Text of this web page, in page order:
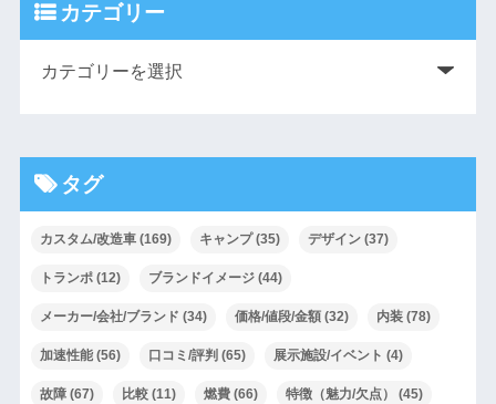
カテゴリー
タグ
カスタム/改造車(169) キャンプ(35) デザイン(37)
トランポ(12) ブランドイメージ(44)
メーカー/会社/ブランド (34) 価格/値段/金額(32) 内装(78)
加速性能(56) 口コミ/評判 (65) 展示施設/イベント (4)
故障(67) 比較(11) 燃費(66) 特徴（魅力/欠点） (45)